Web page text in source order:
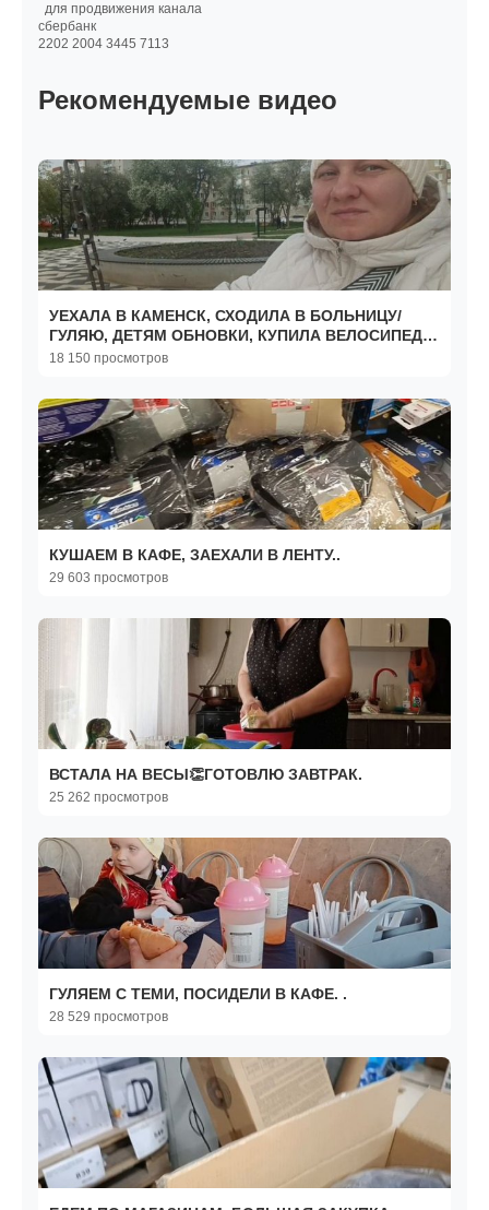
для продвижения канала
сбербанк
2202 2004 3445 7113
Рекомендуемые видео
УЕХАЛА В КАМЕНСК, СХОДИЛА В БОЛЬНИЦУ/
ГУЛЯЮ, ДЕТЯМ ОБНОВКИ, КУПИЛА ВЕЛОСИПЕД
👏
18 150 просмотров
КУШАЕМ В КАФЕ, ЗАЕХАЛИ В ЛЕНТУ..
29 603 просмотров
ВСТАЛА НА ВЕСЫ👏ГОТОВЛЮ ЗАВТРАК.
25 262 просмотров
ГУЛЯЕМ С ТЕМИ, ПОСИДЕЛИ В КАФЕ. .
28 529 просмотров